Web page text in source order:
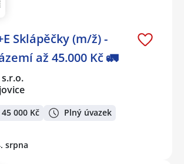
Sklápěčky (m/ž) -
až 45.000 Kč 🚛
s.r.o.
000 Kč Plný úvazek
srpna